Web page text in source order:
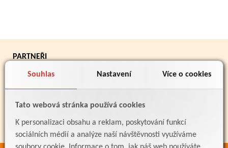
Souhlas Nastavení Více o cookies
Tato webová stránka používá cookies
K personalizaci obsahu a reklam, poskytování funkcí
sociálních médií a analýze naší návštěvnosti využíváme
PARTNEŘI